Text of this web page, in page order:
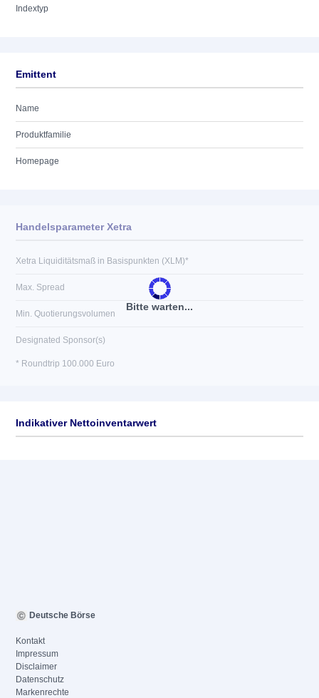
Indextyp
Emittent
Name
Produktfamilie
Homepage
Bitte warten...
Handelsparameter Xetra
Xetra Liquiditätsmaß in Basispunkten (XLM)*
Max. Spread
Min. Quotierungsvolumen
Designated Sponsor(s)
* Roundtrip 100.000 Euro
Indikativer Nettoinventarwert
Deutsche Börse
Kontakt
Impressum
Disclaimer
Datenschutz
Markenrechte